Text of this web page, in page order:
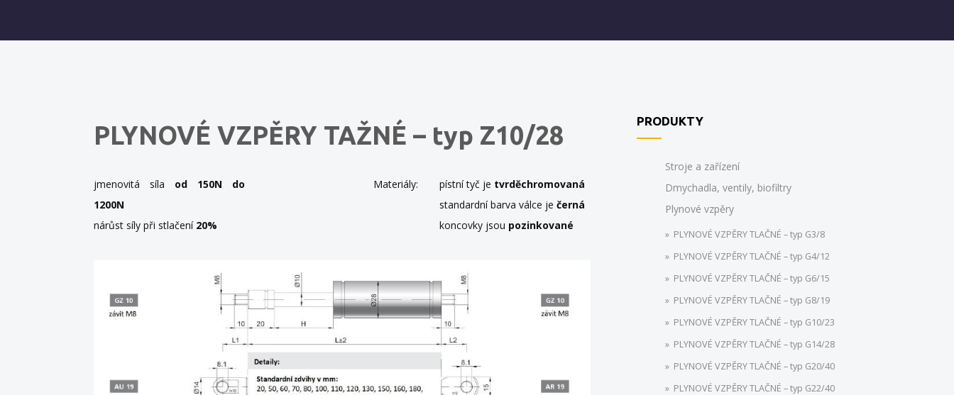
PLYNOVÉ VZPĚRY TAŽNÉ – typ Z10/28
jmenovitá síla od 150N do
1200N
nárůst síly při stlačení 20%
Materiály: pístní tyč je tvrděchromovaná
standardní barva válce je černá
koncovky jsou pozinkované
PRODUKTY
Stroje a zařízení
Dmychadla, ventily, biofiltry
Plynové vzpěry
PLYNOVÉ VZPĚRY TLAČNÉ – typ G3/8
PLYNOVÉ VZPĚRY TLAČNÉ – typ G4/12
PLYNOVÉ VZPĚRY TLAČNÉ – typ G6/15
PLYNOVÉ VZPĚRY TLAČNÉ – typ G8/19
PLYNOVÉ VZPĚRY TLAČNÉ – typ G10/23
PLYNOVÉ VZPĚRY TLAČNÉ – typ G14/28
PLYNOVÉ VZPĚRY TLAČNÉ – typ G20/40
PLYNOVÉ VZPĚRY TLAČNÉ – typ G22/40